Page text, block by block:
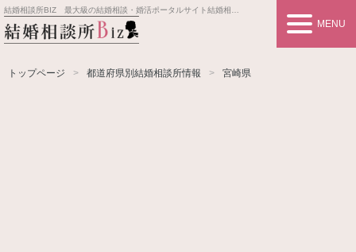
結婚相談所BIZ 最大級の結婚相談・婚活ポータルサイト結婚相談所事業者情報や婚活お見合いの悩み、対策を紹介します。
MENU
トップページ 都道府県別結婚相談所情報 宮崎県